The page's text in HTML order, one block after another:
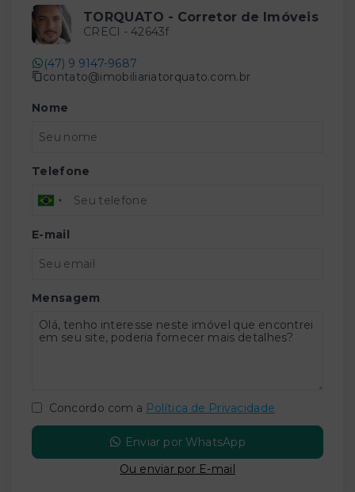
TORQUATO - Corretor de Imóveis
CRECI - 42643f
(47) 9 9147-9687
contato@imobiliariatorquato.com.br
Nome
Telefone
E-mail
Mensagem
Concordo com a Política de Privacidade
Enviar por WhatsApp
Ou enviar por E-mail